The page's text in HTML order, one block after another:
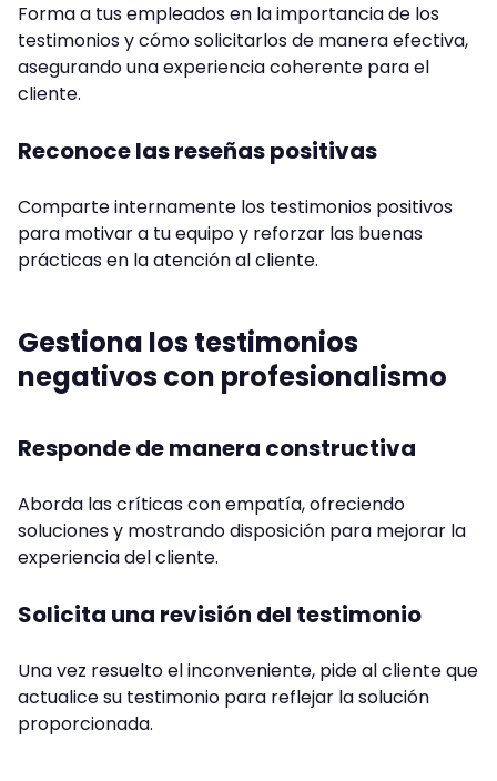
Forma a tus empleados en la importancia de los
testimonios y cómo solicitarlos de manera efectiva,
asegurando una experiencia coherente para el
cliente.
Reconoce las reseñas positivas
Comparte internamente los testimonios positivos
para motivar a tu equipo y reforzar las buenas
prácticas en la atención al cliente.
Gestiona los testimonios
negativos con profesionalismo
Responde de manera constructiva
Aborda las críticas con empatía, ofreciendo
soluciones y mostrando disposición para mejorar la
experiencia del cliente.
Solicita una revisión del testimonio
Una vez resuelto el inconveniente, pide al cliente que
actualice su testimonio para reflejar la solución
proporcionada.